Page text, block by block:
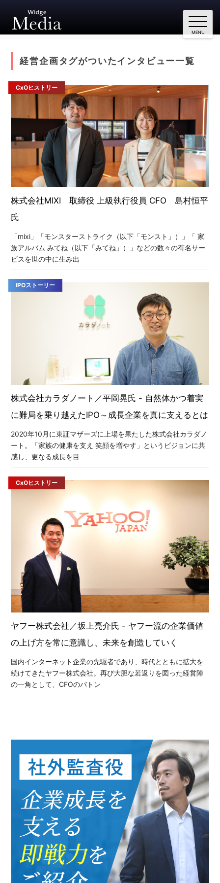
経営企画タグがついたインタビュー一覧
CxOヒストリー
株式会社MIXI 取締役 上級執行役員 CFO 島村恒平
氏
「mixi」「モンスターストライク（以下「モンスト」）」「 家
族アルバム みてね（以下「みてね」）」などの数々の有名サー
ビスを世の中に生み出
IPOストーリー
株式会社カラダノート／平岡晃氏 - 自然体かつ着実
に難局を乗り越えたIPO～成長企業を真に支えるとは
2020年10月に東証マザーズに上場を果たした株式会社カラダノ
ート。「家族の健康を支え 笑顔を増やす」というビジョンに共
感し、更なる成長を目
CxOヒストリー
ヤフー株式会社／坂上亮介氏 - ヤフー流の企業価値
の上げ方を常に意識し、未来を創造していく
国内インターネット企業の先駆者であり、時代とともに拡大を
続けてきたヤフー株式会社。再び大胆な若返りを図った経営陣
の一角として、CFOのバトン